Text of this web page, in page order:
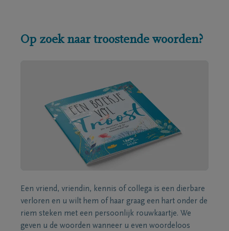
Op zoek naar troostende woorden?
Een vriend, vriendin, kennis of collega is een dierbare
verloren en u wilt hem of haar graag een hart onder de
riem steken met een persoonlijk rouwkaartje. We
geven u de woorden wanneer u even woordeloos